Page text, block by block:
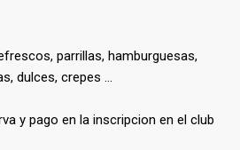
parrillas, hamburguesas,
dulces, crepes …
y pago en la inscripcion en el club